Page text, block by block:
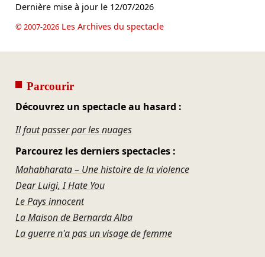
Dernière mise à jour le 12/07/2026
© 2007-2026Les Archives du spectacle
Parcourir
Découvrez un spectacle au hasard :
Il faut passer par les nuages
Parcourez les derniers spectacles :
Mahabharata – Une histoire de la violence
Dear Luigi, I Hate You
Le Pays innocent
La Maison de Bernarda Alba
La guerre n'a pas un visage de femme